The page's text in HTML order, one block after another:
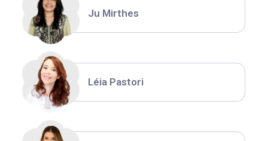
Ju Mirthes
Léia Pastori